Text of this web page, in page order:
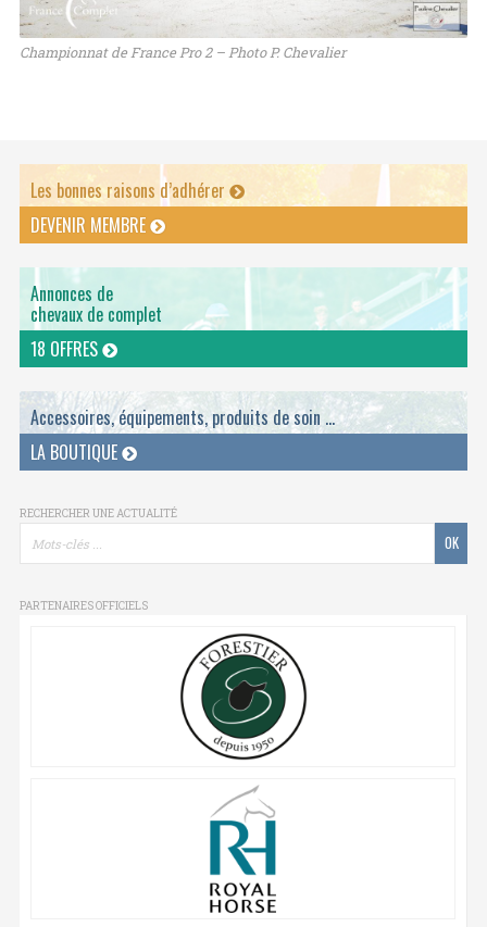
Championnat de France Pro 2 – Photo P. Chevalier
Les bonnes raisons d’adhérer
DEVENIR MEMBRE
Annonces de
chevaux de complet
18 OFFRES
Accessoires, équipements, produits de soin ...
LA BOUTIQUE
RECHERCHER UNE ACTUALITÉ
PARTENAIRES OFFICIELS